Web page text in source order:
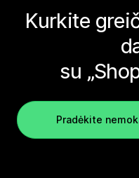
Kurkite
su
Pradėkite